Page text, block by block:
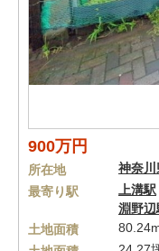
900万円
所在地 神奈川
最寄り駅
上溝駅
淵野辺
土地面積